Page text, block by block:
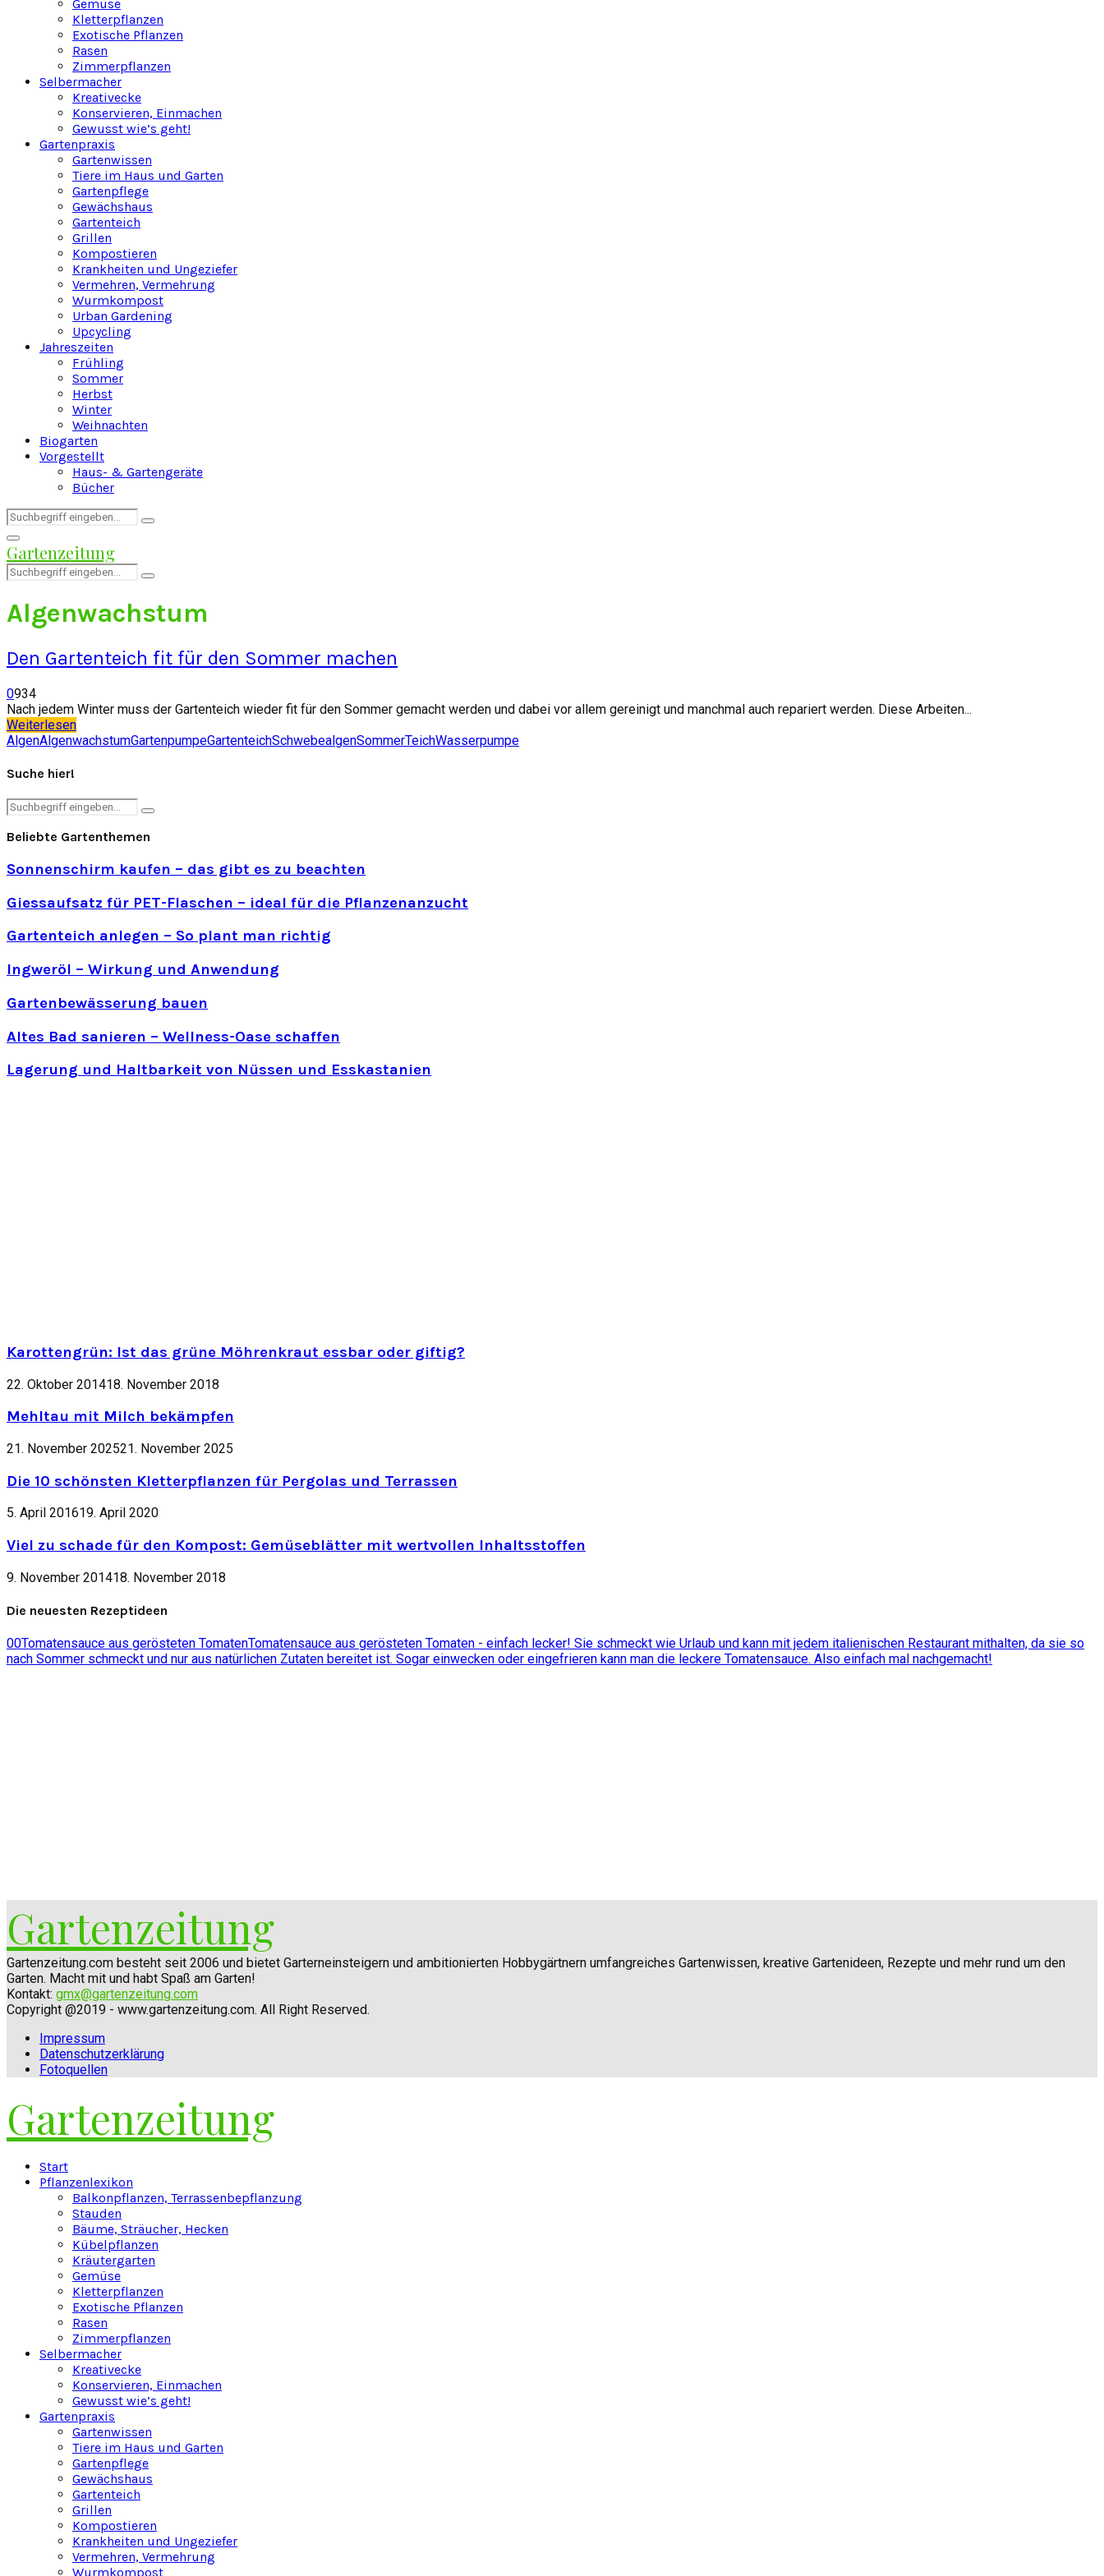
Gemüse
Kletterpflanzen
Exotische Pflanzen
Rasen
Zimmerpflanzen
Selbermacher
Kreativecke
Konservieren, Einmachen
Gewusst wie’s geht!
Gartenpraxis
Gartenwissen
Tiere im Haus und Garten
Gartenpflege
Gewächshaus
Gartenteich
Grillen
Kompostieren
Krankheiten und Ungeziefer
Vermehren, Vermehrung
Wurmkompost
Urban Gardening
Upcycling
Jahreszeiten
Frühling
Sommer
Herbst
Winter
Weihnachten
Biogarten
Vorgestellt
Haus- & Gartengeräte
Bücher
Search
for:
Search
Facebook
Twitter
Instagram
Pinterest
Youtube
Snapchat
Primary
Menu
Gartenzeitung
Search
for:
Search
Algenwachstum
Den Gartenteich fit für den Sommer machen
0934
Nach jedem Winter muss der Gartenteich wieder fit für den Sommer gemacht werden und dabei vor allem gereinigt und manchmal auch repariert werden. Diese Arbeiten...
Weiterlesen
AlgenAlgenwachstumGartenpumpeGartenteichSchwebealgenSommerTeichWasserpumpe
Suche hier!
Search
Search
Beliebte Gartenthemen
Sonnenschirm kaufen – das gibt es zu beachten
Giessaufsatz für PET-Flaschen – ideal für die Pflanzenanzucht
Gartenteich anlegen – So plant man richtig
Ingweröl – Wirkung und Anwendung
Gartenbewässerung bauen
Altes Bad sanieren – Wellness-Oase schaffen
Lagerung und Haltbarkeit von Nüssen und Esskastanien
Karottengrün: Ist das grüne Möhrenkraut essbar oder giftig?
22. Oktober 201418. November 2018
Mehltau mit Milch bekämpfen
21. November 202521. November 2025
Die 10 schönsten Kletterpflanzen für Pergolas und Terrassen
5. April 201619. April 2020
Viel zu schade für den Kompost: Gemüseblätter mit wertvollen Inhaltsstoffen
9. November 201418. November 2018
Die neuesten Rezeptideen
00Tomatensauce aus gerösteten TomatenTomatensauce aus gerösteten Tomaten - einfach lecker! Sie schmeckt wie Urlaub und kann mit jedem italienischen Restaurant mithalten, da sie so
nach Sommer schmeckt und nur aus natürlichen Zutaten bereitet ist. Sogar einwecken oder eingefrieren kann man die leckere Tomatensauce. Also einfach mal nachgemacht!
Gartenzeitung
Gartenzeitung.com besteht seit 2006 und bietet Garterneinsteigern und ambitionierten Hobbygärtnern umfangreiches Gartenwissen, kreative Gartenideen, Rezepte und mehr rund um den
Garten. Macht mit und habt Spaß am Garten!
Kontakt: gmx@gartenzeitung.com
Copyright @2019 - www.gartenzeitung.com. All Right Reserved.
Impressum
Datenschutzerklärung
Fotoquellen
Gartenzeitung
Start
Pflanzenlexikon
Balkonpflanzen, Terrassenbepflanzung
Stauden
Bäume, Sträucher, Hecken
Kübelpflanzen
Kräutergarten
Gemüse
Kletterpflanzen
Exotische Pflanzen
Rasen
Zimmerpflanzen
Selbermacher
Kreativecke
Konservieren, Einmachen
Gewusst wie’s geht!
Gartenpraxis
Gartenwissen
Tiere im Haus und Garten
Gartenpflege
Gewächshaus
Gartenteich
Grillen
Kompostieren
Krankheiten und Ungeziefer
Vermehren, Vermehrung
Wurmkompost